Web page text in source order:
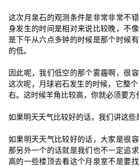
这次月泉石的观测条件是非常非常不
身发生的时间是相对来说比较晚，不
是下午从六点多钟的时候是那个时候
的低。
因此呢，我们低空的那个雾霾啊，很
这次呢，月球岩石发生的时候，它整
右。这时候羊角比较高，你就必须要方
如果明天天气比较好的话，我们讲这些
如果明天天气比较好的话，大家是很
那另外一个的话就是我们也不一定追
高的一些楼顶去看这个月泉室不是要